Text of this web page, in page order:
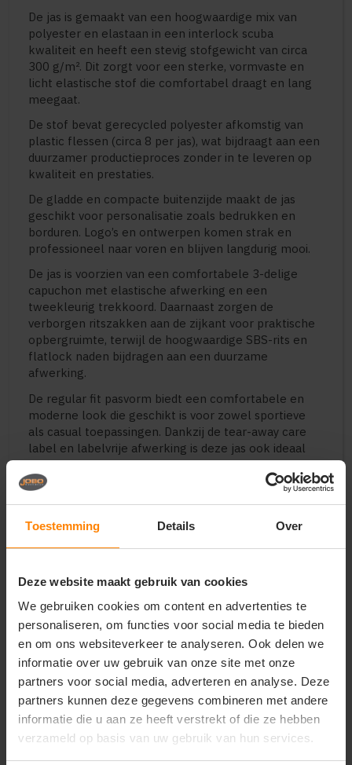
Toestemming Details Over
Deze website maakt gebruik van cookies
We gebruiken cookies om content en advertenties te
personaliseren, om functies voor social media te bieden
en om ons websiteverkeer te analyseren. Ook delen we
informatie over uw gebruik van onze site met onze
partners voor social media, adverteren en analyse. Deze
partners kunnen deze gegevens combineren met andere
informatie die u aan ze heeft verstrekt of die ze hebben
verzameld op basis van uw gebruik van hun services.
De jas is gemaakt van een hoogwaardige mix van
polyester en elastaan in een interlock scuba
kwaliteit en heeft een stevig stofgewicht van circa
300 g/m². Dit zorgt voor een sterke, vormvaste en
licht elastische stof die comfortabel draagt en lang
meegaat.
De stof bevat gerecycled polyester afkomstig van
plastic flessen (circa 8 per jas), wat bijdraagt aan een
duurzamer productieproces zonder in te leveren op
kwaliteit en prestaties.
De gladde en compacte buitenzijde maakt de jas
geschikt voor personalisatie zoals bedrukken en
borduren. Logo’s en ontwerpen komen strak en
professioneel naar voren en blijven langdurig mooi.
De jas is voorzien van een comfortabele 3-delige
capuchon met elastische afwerking en een
tweekleurig trekkoord. Daarnaast zorgen de
verborgen ritszakken aan de zijkant voor praktische
opbergruimte, terwijl de hoogwaardige SBS-rits en
flatlock naden bijdragen aan een duurzame
afwerking.
De regular fit pasvorm biedt een comfortabele en
moderne look die geschikt is voor zowel sportieve
als casual toepassingen. Dankzij de tear-away care
label en labelvrije afwerking is deze jas ook ideaal
voor rebranding en eigen collecties.
Perfect voor:
Duurzame bedrijfskleding
Bedrukte of geborduurde jassen
Promotiekleding en merchandise
Casual en sportieve werkkleding
Belangrijkste kenmerken:
Geschikt voor bedrukken en borduren
Materiaal: polyester / elastaan (gedeeltelijk
gerecycled)
Gemaakt van gerecyclede plastic flessen
Stofgewicht: ca. 300 g/m² (stevig en duurzaam)
Interlock scuba kwaliteit (glad en vormvast)
Regular fit damespasvorm
3-delige capuchon met trekkoord